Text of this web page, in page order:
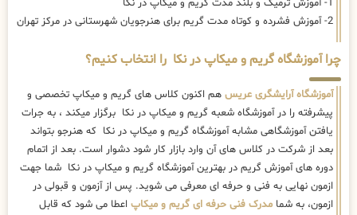
1- آموزش ترمیک و بلند مدت گریم و میکاپ در نکا
2- آموزش فشرده و کوتاه مدت گریم برای هنرجویان شهرستانی در مرکز تهران
چرا آموزشگاه گریم و میکاپ در نکا را انتخاب کنیم؟
آموزشگاه آرایشگری عریس هم اکنون کلاس های گریم و میکاپ تخصصی و
پیشرفته را در آموزشگاه شعبه گریم و میکاپ در نکا برگزار میکند ، به جرات
یافتن آموزشگاهی مشابه آموزشگاه گریم و میکاپ در نکا که هنرجو بتواند
بعد از شرکت در کلاس های آن وارد بازار کار شود دشوار است. بعد از اتمام
دوره های آموزش گریم در بهترین آموزشگاه گریم و میکاپ در نکا شما جهت
ازمون نهایی به فنی و حرفه ای معرفی می شوید. پس از آزمون و قبولی در
ازمون، به شما مدرک فنی حرفه ای گریم و میکاپ اعطا می شود که قابل